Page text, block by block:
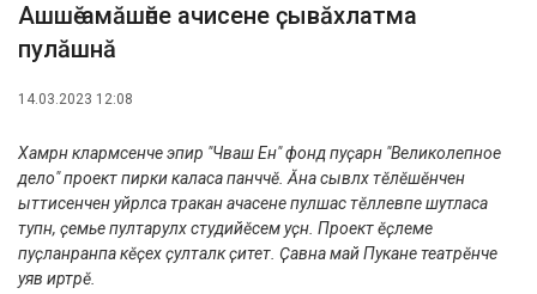
Ашшӗ-амӑшӗпе ачисене ҫывӑхлатма
пулӑшнӑ
14.03.2023 12:08
Хамӑрӑн кӑларӑмсенче эпир "Чӑваш Ен" фонд пуҫарнӑ "Великолепное
дело" проект пирки каласа панӑччӗ. Ӑна сывлӑх тӗлӗшӗнчен
ыттисенчен уйрӑлса тӑракан ачасене пулӑшас тӗллевпе шутласа
тупнӑ, ҫемье пултарулӑх студийӗсем уҫнӑ. Проект ӗҫлеме
пуҫланӑранпа кӗҫех ҫулталӑк ҫитет. Ҫавна май Пукане театрӗнче
уяв иртрӗ.